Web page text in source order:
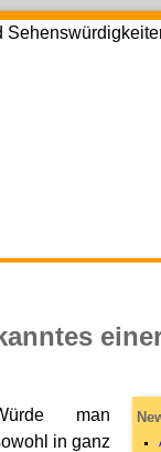
man
in ganz